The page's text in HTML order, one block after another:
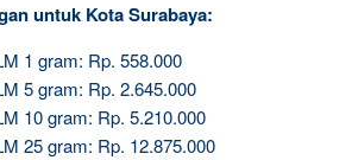
untuk Kota Surabaya:
1 gram: Rp. 558.000
5 gram: Rp. 2.645.000
10 gram: Rp. 5.210.000
25 gram: Rp. 12.875.000